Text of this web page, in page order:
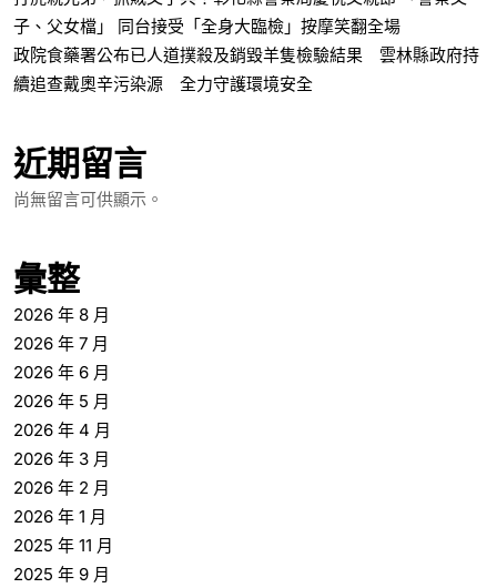
子、父女檔」 同台接受「全身大臨檢」按摩笑翻全場
政院食藥署公布已人道撲殺及銷毀羊隻檢驗結果 雲林縣政府持
續追查戴奧辛污染源 全力守護環境安全
近期留言
尚無留言可供顯示。
彙整
2026 年 8 月
2026 年 7 月
2026 年 6 月
2026 年 5 月
2026 年 4 月
2026 年 3 月
2026 年 2 月
2026 年 1 月
2025 年 11 月
2025 年 9 月